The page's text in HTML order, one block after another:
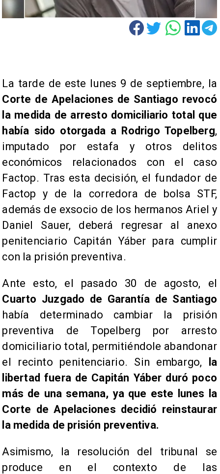
La tarde de este lunes 9 de septiembre, la
Corte de Apelaciones de Santiago revocó
la medida de arresto domiciliario total que
había sido otorgada a Rodrigo Topelberg,
imputado por estafa y otros delitos
económicos relacionados con el caso
Factop. Tras esta decisión, el fundador de
Factop y de la corredora de bolsa STF,
además de exsocio de los hermanos Ariel y
Daniel Sauer, deberá regresar al anexo
penitenciario Capitán Yáber para cumplir
con la prisión preventiva.
Ante esto, el pasado 30 de agosto, el
Cuarto Juzgado de Garantía de Santiago
había determinado cambiar la prisión
preventiva de Topelberg por arresto
domiciliario total, permitiéndole abandonar
el recinto penitenciario. Sin embargo,
la
libertad fuera de Capitán Yáber duró poco
más de una semana, ya que este lunes la
Corte de Apelaciones decidió reinstaurar
la medida de prisión preventiva.
Asimismo, la resolución del tribunal se
produce en el contexto de las